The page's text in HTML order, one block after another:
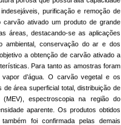
purificação e remoção de
ativado um produto de grande
áreas, destacando-se as aplicações
ambiental, conservação do ar e dos
a obtenção de carvão ativado a
Para tanto as amostras foram
d’água. O carvão vegetal e os
área superficial total, distribuição de
espectroscopia na região do
aparente. Os produtos obtidos
foi confirmada pelas demais